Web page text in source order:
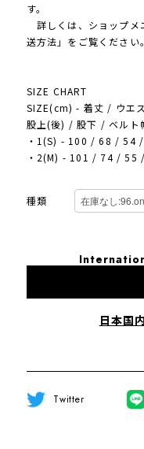
す。
詳しくは、ショップメ
送方法」をご覧ください。
SIZE CHART
SIZE(cm) - 着丈 / ウエ
股上(後) / 股下 / ベルト
・1(S) - 100 / 68 /
・2(M) - 101 / 74 /
種類
日本国
Twitter